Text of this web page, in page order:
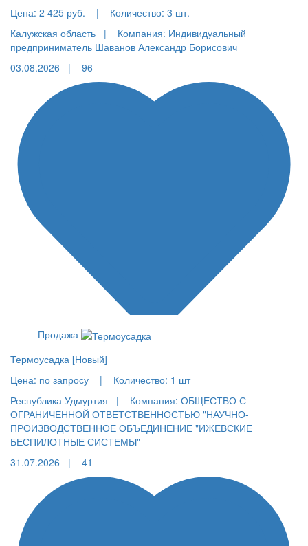
Цена: 2 425 руб. | Количество: 3 шт.
Калужская область |
Компания: Индивидуальный
предприниматель Шаванов Александр Борисович
03.08.2026 |
96
Продажа
Термоусадка [Новый]
Цена: по запросу | Количество: 1 шт
Республика Удмуртия |
Компания: ОБЩЕСТВО С
ОГРАНИЧЕННОЙ ОТВЕТСТВЕННОСТЬЮ "НАУЧНО-
ПРОИЗВОДСТВЕННОЕ ОБЪЕДИНЕНИЕ "ИЖЕВСКИЕ
БЕСПИЛОТНЫЕ СИСТЕМЫ"
31.07.2026 |
41